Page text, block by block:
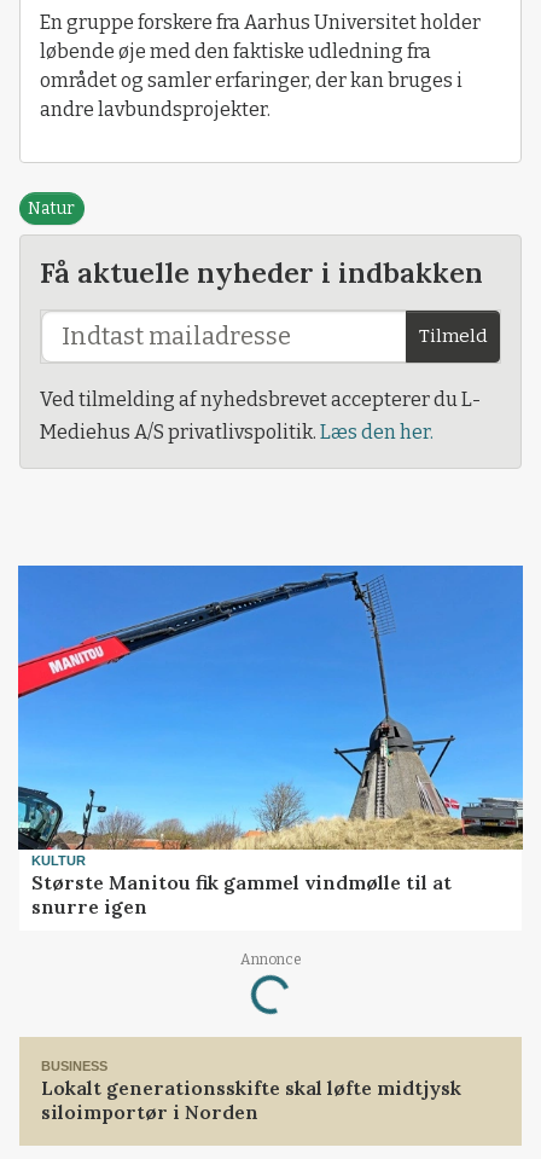
En gruppe forskere fra Aarhus Universitet holder
løbende øje med den faktiske udledning fra
området og samler erfaringer, der kan bruges i
andre lavbundsprojekter.
Natur
Få aktuelle nyheder i indbakken
Tilmeld
Ved tilmelding af nyhedsbrevet accepterer du L-
Mediehus A/S privatlivspolitik. Læs den her.
KULTUR
Største Manitou fik gammel vindmølle til at
snurre igen
Annonce
Loading...
BUSINESS
Lokalt generationsskifte skal løfte midtjysk
siloimportør i Norden